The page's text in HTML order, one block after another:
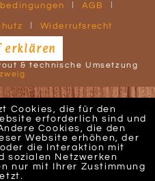
AGB
Widerrufsrecht
erklären
& technische Umsetzung
Cookies, die für den
erforderlich sind und
Cookies, die den
Website erhöhen, der
die Interaktion mit
sozialen Netzwerken
nur mit Ihrer Zustimmung